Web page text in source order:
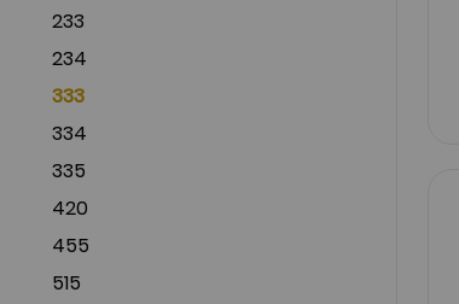
233
234
333
334
335
420
455
515